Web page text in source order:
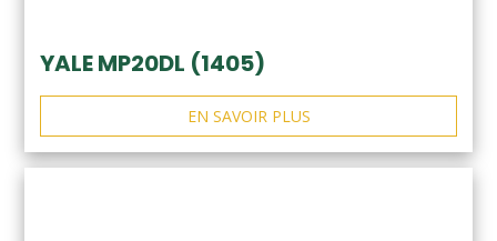
YALE MP20DL (1405)
EN SAVOIR PLUS